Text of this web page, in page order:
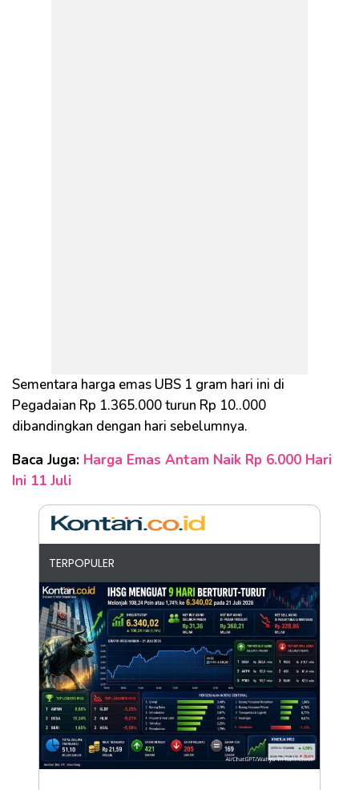
Sementara harga emas UBS 1 gram hari ini di
Pegadaian Rp 1.365.000 turun Rp 10..000
dibandingkan dengan hari sebelumnya.
Baca Juga: Harga Emas Antam Naik Rp 6.000 Hari
Ini 11 Juli
TERPOPULER